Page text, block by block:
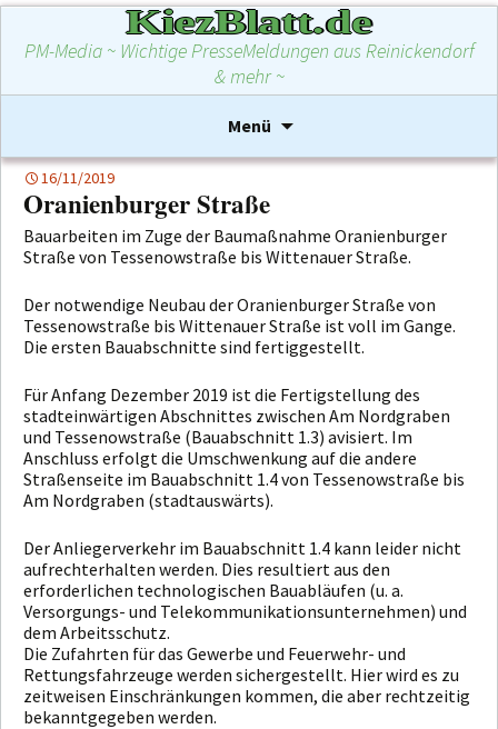
KiezBlatt.de
PM-Media ~ Wichtige PresseMeldungen aus Reinickendorf
& mehr ~
Menü
springen
16/11/2019
Oranienburger Straße
Bauarbeiten im Zuge der Baumaßnahme Oranienburger
Straße von Tessenowstraße bis Wittenauer Straße.
Der notwendige Neubau der Oranienburger Straße von
Tessenowstraße bis Wittenauer Straße ist voll im Gange.
Die ersten Bauabschnitte sind fertiggestellt.
Für Anfang Dezember 2019 ist die Fertigstellung des
stadteinwärtigen Abschnittes zwischen Am Nordgraben
und Tessenowstraße (Bauabschnitt 1.3) avisiert. Im
Anschluss erfolgt die Umschwenkung auf die andere
Straßenseite im Bauabschnitt 1.4 von Tessenowstraße bis
Am Nordgraben (stadtauswärts).
Der Anliegerverkehr im Bauabschnitt 1.4 kann leider nicht
aufrechterhalten werden. Dies resultiert aus den
erforderlichen technologischen Bauabläufen (u. a.
Versorgungs- und Telekommunikationsunternehmen) und
dem Arbeitsschutz.
Die Zufahrten für das Gewerbe und Feuerwehr- und
Rettungsfahrzeuge werden sichergestellt. Hier wird es zu
zeitweisen Einschränkungen kommen, die aber rechtzeitig
bekanntgegeben werden.